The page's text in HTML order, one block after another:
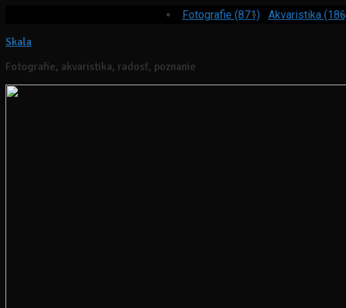
Fotografie (871) Akvaristika
Skala
Fotografie, akvaristika, radosť, poznanie